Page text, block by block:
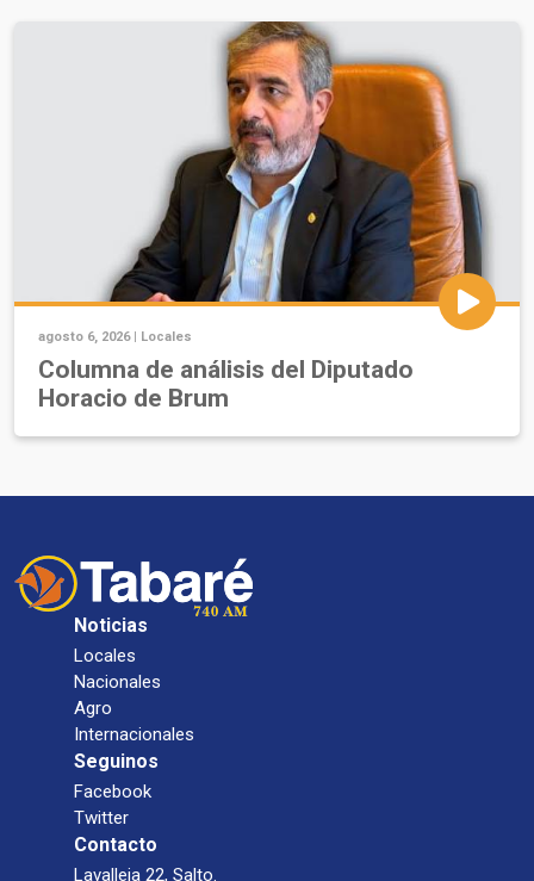
agosto 6, 2026 | Locales
Columna de análisis del Diputado
Horacio de Brum
Noticias
Locales
Nacionales
Agro
Internacionales
Seguinos
Facebook
Twitter
Contacto
Lavalleja 22, Salto.